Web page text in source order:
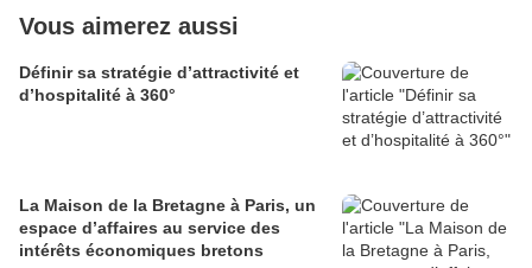
Vous aimerez aussi
Définir sa stratégie d’attractivité et
d’hospitalité à 360°
La Maison de la Bretagne à Paris, un
espace d’affaires au service des
intérêts économiques bretons